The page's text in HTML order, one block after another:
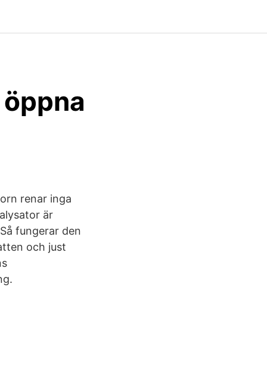
renar inga
är
fungerar den
och just